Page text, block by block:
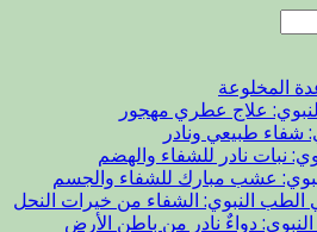
علاج عطري مهجور
شفاء طبيعي ونادر
نبات نادر للشفاء والهضم
عشب مبارك للشفاء والجسم
دواءٌ نادر من باطن الأرض